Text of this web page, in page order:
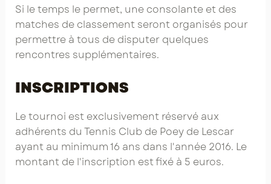
Si le temps le permet, une consolante et des
matches de classement seront organisés pour
permettre à tous de disputer quelques
rencontres supplémentaires.
INSCRIPTIONS
Le tournoi est exclusivement réservé aux
adhérents du Tennis Club de Poey de Lescar
ayant au minimum 16 ans dans l'année 2016. Le
montant de l'inscription est fixé à 5 euros.